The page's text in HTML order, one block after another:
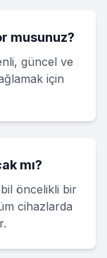
musunuz?
güncel ve
için
mı?
öncelikli bir
cihazlarda